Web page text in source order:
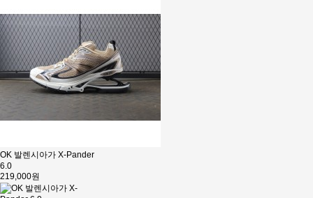
OK 발렌시아가 X-Pander
6.0
219,000원